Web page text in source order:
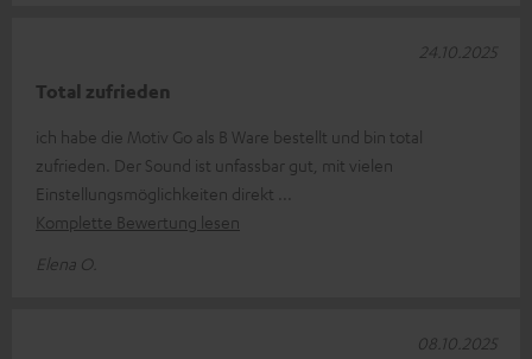
Total zufrieden
ich habe die Motiv Go als B Ware bestellt und bin total
zufrieden. Der Sound ist unfassbar gut, mit vielen
Einstellungsmöglichkeiten direkt
Komplette Bewertung lesen
Elena O.
24.10.2025
08.10.2025